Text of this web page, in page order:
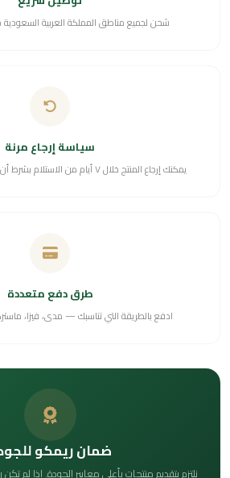
شحن لجميع مناطق المملكة العربية السعودية خلال ٢-٥
سياسة إرجاع مرنة
يمكنك إرجاع المنتج خلال ٧ أيام من الاستلام بشرط أن يكون في حالته الأصلية.
طرق دفع متعددة
ادفع بالطريقة التي تناسبك — مدى، فيزا،
ضمان ريمكو
نلتزم بتقديم منتجات بأعلى معايير الجودة. إذا لم